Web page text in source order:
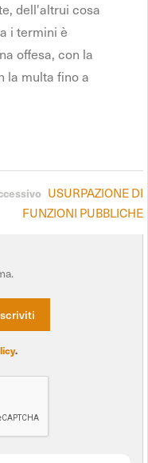
dell'altrui cosa
i termini è
offesa, con la
la multa fino a
USURPAZIONE DI
FUNZIONI PUBBLICHE
.